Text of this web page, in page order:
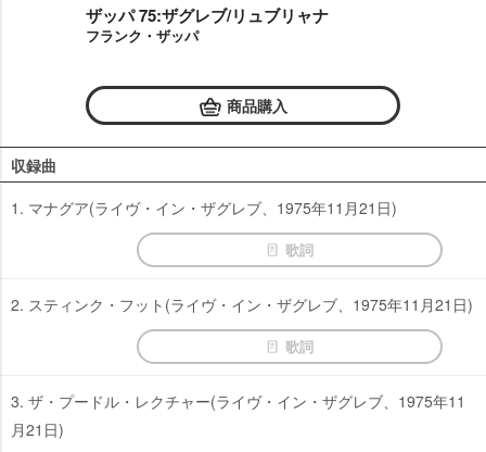
ザッパ 75:ザグレブ/リュブリャナ
フランク・ザッパ
商品購入
収録曲
1. マナグア(ライヴ・イン・ザグレブ、1975年11月21日)
歌詞
2. スティンク・フット(ライヴ・イン・ザグレブ、1975年11月21日)
歌詞
3. ザ・プードル・レクチャー(ライヴ・イン・ザグレブ、1975年11
月21日)